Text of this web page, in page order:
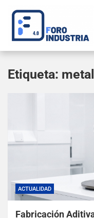
Etiqueta:
ACTUALIDAD
Fabricación